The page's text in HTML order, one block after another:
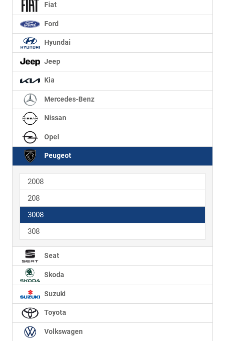
Fiat
Ford
Hyundai
Jeep
Kia
Mercedes-Benz
Nissan
Opel
Peugeot
2008
208
3008
308
Seat
Skoda
Suzuki
Toyota
Volkswagen